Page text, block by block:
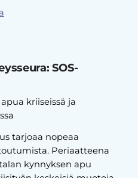
SOS-
kriiseissä ja
tarjoaa nopeaa
Periaatteena
kynnyksen apu